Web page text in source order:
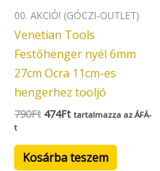
00. AKCIÓ! (GÓCZI-OUTLET)
Venetian Tools
Festőhenger nyél 6mm
27cm Ocra 11cm-es
hengerhez tooljó
790Ft 474Ft tartalmazza az ÁFÁ-
t
Kosárba teszem